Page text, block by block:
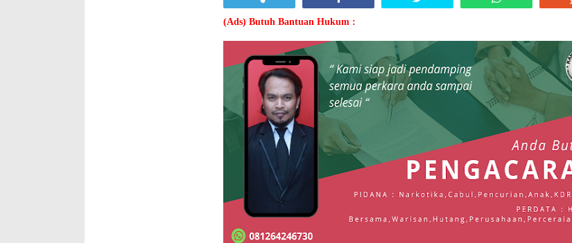
(Ads) Butuh Bantuan Hukum :